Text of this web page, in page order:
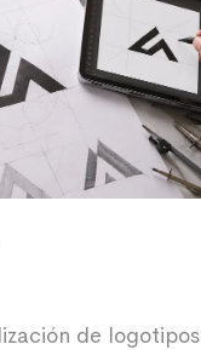
de logotipos